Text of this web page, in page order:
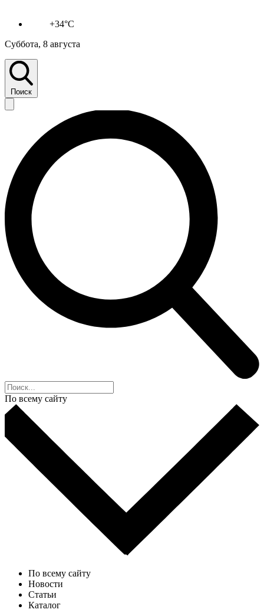
+34°C
Суббота, 8 августа
Поиск
По всему сайту
По всему сайту
Новости
Статьи
Каталог